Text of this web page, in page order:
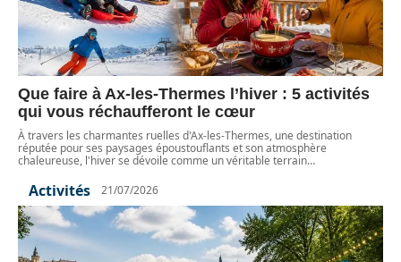
Que faire à Ax-les-Thermes l’hiver : 5 activités
qui vous réchaufferont le cœur
À travers les charmantes ruelles d'Ax-les-Thermes, une destination
réputée pour ses paysages époustouflants et son atmosphère
chaleureuse, l'hiver se dévoile comme un véritable terrain…
Activités 21/07/2026